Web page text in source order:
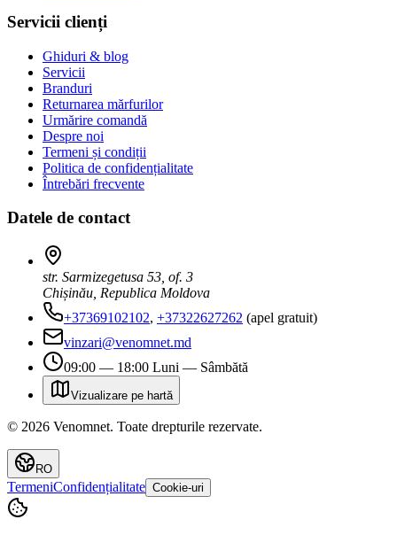
Servicii clienți
Ghiduri & blog
Servicii
Branduri
Returnarea mărfurilor
Urmărire comandă
Despre noi
Termeni și condiții
Politica de confidențialitate
Întrebări frecvente
Datele de contact
str. Sarmizegetusa 53, of. 3
Chișinău, Republica Moldova
+37369102102, +37322627262 (apel gratuit)
vinzari@venomnet.md
09:00 — 18:00 Luni — Sâmbătă
Vizualizare pe hartă
© 2026 Venomnet. Toate drepturile rezervate.
RO
TermeniConfidențialitate Cookie-uri